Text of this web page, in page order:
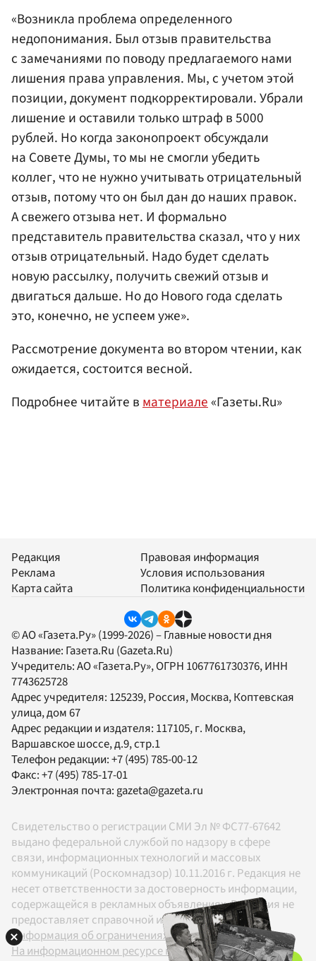
«Возникла проблема определенного
недопонимания. Был отзыв правительства
с замечаниями по поводу предлагаемого нами
лишения права управления. Мы, с учетом этой
позиции, документ подкорректировали. Убрали
лишение и оставили только штраф в 5000
рублей. Но когда законопроект обсуждали
на Совете Думы, то мы не смогли убедить
коллег, что не нужно учитывать отрицательный
отзыв, потому что он был дан до наших правок.
А свежего отзыва нет. И формально
представитель правительства сказал, что у них
отзыв отрицательный. Надо будет сделать
новую рассылку, получить свежий отзыв и
двигаться дальше. Но до Нового года сделать
это, конечно, не успеем уже».
Рассмотрение документа во втором чтении, как
ожидается, состоится весной.
Подробнее читайте вматериале«Газеты.Ru»
Редакция
Реклама
Карта сайта
Правовая информация
Условия использования
Политика конфиденциальности
© АО «Газета.Ру» (1999-2026) – Главные новости дня
Название: Газета.Ru (Gazeta.Ru)
Учредитель:АО «Газета.Ру», ОГРН 1067761730376, ИНН
7743625728
Адрес учредителя: 125239, Россия, Москва, Коптевская
улица, дом 67
Адрес редакции и издателя: 117105, г. Москва,
Варшавское шоссе, д.9, стр.1
Телефон редакции:+7 (495) 785-00-12
Факс:+7 (495) 785-17-01
Электронная почта:gazeta@gazeta.ru
Свидетельство о регистрации СМИ Эл № ФС77-67642
выдано федеральной службой по надзору в сфере
связи, информационных технологий и массовых
коммуникаций (Роскомнадзор) 10.11.2016 г. Редакция не
несет ответственности за достоверность информации,
содержащейся в рекламных объявлениях. Редакция не
предоставляет справочной информации.
Информация об ограничениях
На информационном ресурсе применяются